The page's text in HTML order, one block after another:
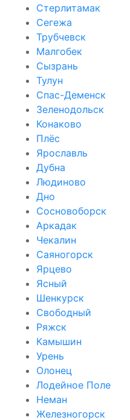
Стерлитамак
Сегежа
Трубчевск
Малгобек
Сызрань
Тулун
Спас-Деменск
Зеленодольск
Конаково
Плёс
Ярославль
Дубна
Людиново
Дно
Сосновоборск
Аркадак
Чекалин
Саяногорск
Ярцево
Ясный
Шенкурск
Свободный
Ряжск
Камышин
Урень
Олонец
Лодейное Поле
Неман
Железногорск